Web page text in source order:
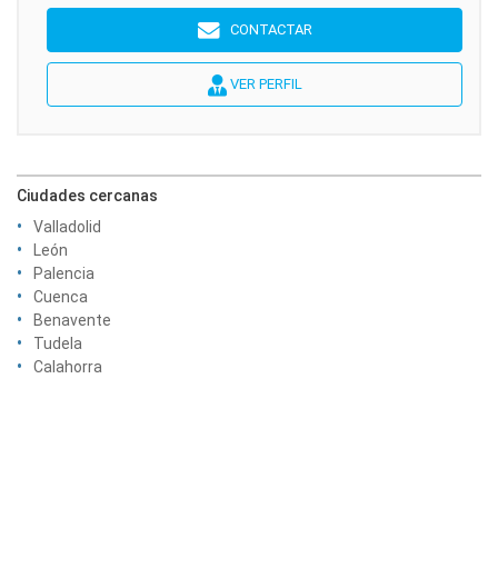
CONTACTAR
VER PERFIL
Ciudades cercanas
Valladolid
León
Palencia
Cuenca
Benavente
Tudela
Calahorra